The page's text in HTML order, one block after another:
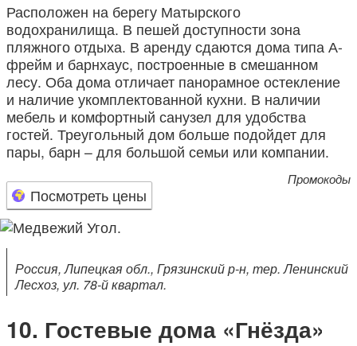
Расположен на берегу Матырского
водохранилища. В пешей доступности зона
пляжного отдыха. В аренду сдаются дома типа А-
фрейм и барнхаус, построенные в смешанном
лесу. Оба дома отличает панорамное остекление
и наличие укомплектованной кухни. В наличии
мебель и комфортный санузел для удобства
гостей. Треугольный дом больше подойдет для
пары, барн – для большой семьи или компании.
Посмотреть цены
Промокоды
Россия, Липецкая обл., Грязинский р-н, тер. Ленинский
Лесхоз, ул. 78-й квартал.
Гостевые дома «Гнёзда»